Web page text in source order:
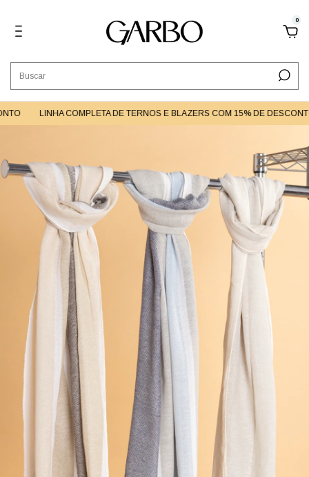
0
LINHA COMPLETA DE TERNOS E BLAZERS COM 15% DE DESCONTO